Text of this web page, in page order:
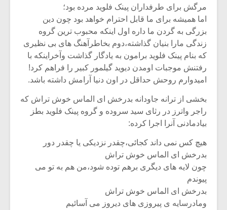
مرگش برای طرفداران پینک فلوید مرده بود؛
اما همیشه برای ما قابل احترام خواهد بود چون دین
بزرگی به گردن ما داره اول اینکه محبوب ترین گروه
زندگی مارا بنیان گذاشته،دوم بخاطرآهنگ های بی نظیری
که بنام پینک فلوید برامون به یادگار گذاشت وآخراینکه با
رفتنش موجبات اومدن دیوید گیلمور کبیر را فراهم کرد!
امیدوارم روحش حداقل در اون دنیا آرامش داشته باشد.
بخشی از ترانه جاودانه بدرخش ای الماس خوش تراش که
راجر واترز در رثای سید سروده و گروه پینک فلوید بطز
بیادمادنی آنرا اجرا کرده:
هیچ کس نمی داند کجائی،چقدر نزدیکی یا چقدر دور
بدرخش ای الماس خوش تراش
چون لایه های دیگری برهم توده شود،من هم به تو می
پیوندم
بدرخش ای الماس خوش تراش
ومادرسایه ی پیروزی های دیروز می آسائیم